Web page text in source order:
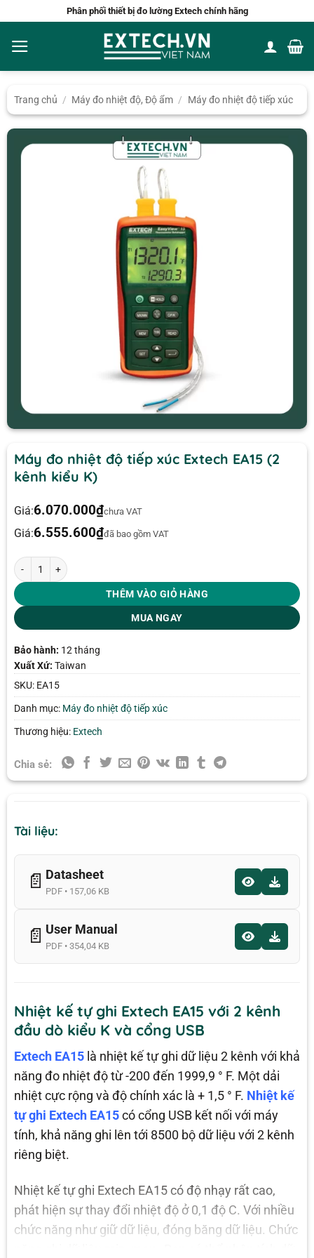
nội
dung
Phân phối thiết bị đo lường Extech chính hãng
Trang chủ / Máy đo nhiệt độ, Độ ẩm / Máy đo nhiệt độ tiếp xúc
Máy đo nhiệt độ tiếp xúc Extech EA15 (2
kênh kiểu K)
Giá:6.070.000₫chưa VAT
Giá:6.555.600₫đã bao gồm VAT
Máy đo nhiệt độ tiếp xúc Extech EA15 (2 kênh kiểu K) số lượng
THÊM VÀO GIỎ HÀNG
MUA NGAY
Bảo hành: 12 tháng
Xuất Xứ: Taiwan
SKU: EA15
Danh mục: Máy đo nhiệt độ tiếp xúc
Thương hiệu: Extech
Chia sẻ:
Tài liệu:
📄 Datasheet
PDF • 157,06 KB
📄 User Manual
PDF • 354,04 KB
Nhiệt kế tự ghi Extech EA15 với 2 kênh
đầu dò kiểu K và cổng USB
Extech EA15là nhiệt kế tự ghi dữ liệu 2 kênh với khả
năng đo nhiệt độ từ -200 đến 1999,9 ° F. Một dải
nhiệt cực rộng và độ chính xác là + 1,5 ° F. Nhiệt kế
tự ghi Extech EA15có cổng USB kết nối với máy
tính, khả năng ghi lên tới 8500 bộ dữ liệu với 2 kênh
riêng biệt.
Nhiệt kế tự ghi Extech EA15 có độ nhạy rất cao,
phát hiện sự thay đổi nhiệt độ ở 0,1 độ C. Với nhiều
chức năng như giữ dữ liệu, đóng băng dữ liệu. Chức